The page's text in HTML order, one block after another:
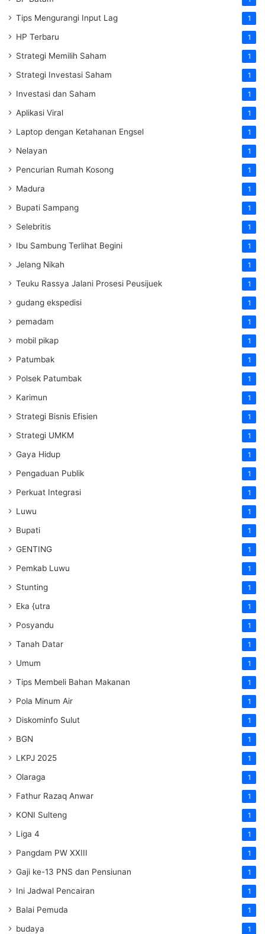
Tips Mengurangi Input Lag 1
HP Terbaru 1
Strategi Memilih Saham 1
Strategi Investasi Saham 1
Investasi dan Saham 1
Aplikasi Viral 1
Laptop dengan Ketahanan Engsel 1
Nelayan 1
Pencurian Rumah Kosong 1
Madura 1
Bupati Sampang 1
Selebritis 1
Ibu Sambung Terlihat Begini 1
Jelang Nikah 1
Teuku Rassya Jalani Prosesi Peusijuek 1
gudang ekspedisi 1
pemadam 1
mobil pikap 1
Patumbak 1
Polsek Patumbak 1
Karimun 1
Strategi Bisnis Efisien 1
Strategi UMKM 1
Gaya Hidup 1
Pengaduan Publik 1
Perkuat Integrasi 1
Luwu 1
Bupati 1
GENTING 1
Pemkab Luwu 1
Stunting 1
Eka {utra 1
Posyandu 1
Tanah Datar 1
Umum 1
Tips Membeli Bahan Makanan 1
Pola Minum Air 1
Diskominfo Sulut 1
BGN 1
LKPJ 2025 1
Olaraga 1
Fathur Razaq Anwar 1
KONI Sulteng 1
Liga 4 1
Pangdam PW XXIII 1
Gaji ke-13 PNS dan Pensiunan 1
Ini Jadwal Pencairan 1
Balai Pemuda 1
budaya 1